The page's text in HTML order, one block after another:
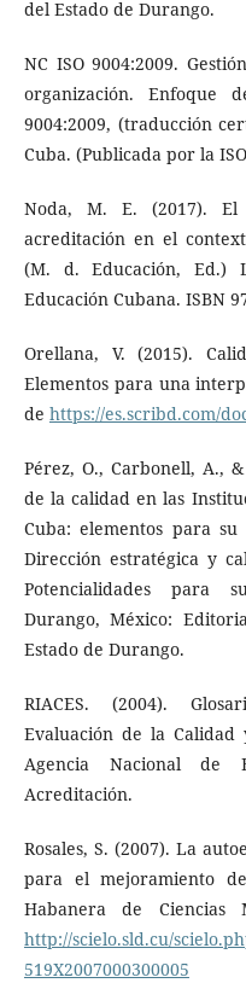
del Estado de Durango.
NC ISO 9004:2009.
organización. Enfoque
9004:2009, (traducción
Cuba. (Publicada por la
Noda, M. E. (2017).
acreditación en el
(M. d. Educación, Ed.)
Educación Cubana. ISBN
Orellana, V. (2015).
Elementos para una
de https://es.scribd.com/
Pérez, O., Carbonell, A.,
de la calidad en las
Cuba: elementos para
Dirección estratégica y
Potencialidades para
Durango, México:
Estado de Durango.
RIACES. (2004).
Evaluación de la Calidad
Agencia Nacional de
Acreditación.
Rosales, S. (2007). La
para el mejoramiento
Habanera de Ciencias
http://scielo.sld.cu/
519X2007000300005